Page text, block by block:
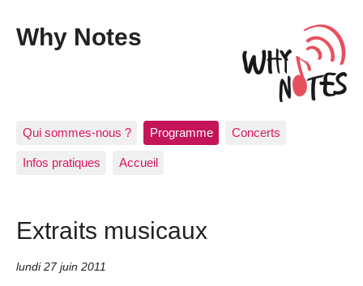
Why Notes
Qui sommes-nous ? Programme Concerts
Infos pratiques Accueil
Extraits musicaux
lundi 27 juin 2011